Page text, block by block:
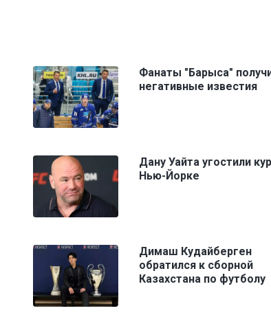
Фанаты "Барыса"
негативные известия
Дану Уайта угостили
Нью-Йорке
Димаш Кудайберген
обратился к сборной
Казахстана по футболу